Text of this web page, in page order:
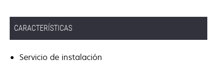
CARACTERÍSTICAS
Servicio de instalación